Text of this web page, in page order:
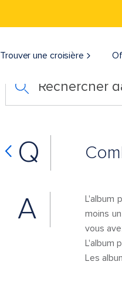
Trouver une croisière
Rechercher
Q
A
L'album
moins
vous
L'album
Les